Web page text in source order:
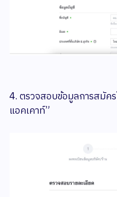
4. ตรวจสอบข้อมูลการสมัค
แอคเคาท์”